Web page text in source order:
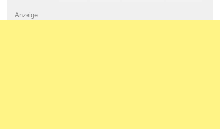
Anzeige